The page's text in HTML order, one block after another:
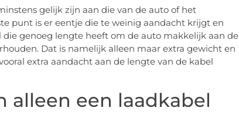
gelijk zijn aan die van de auto of het
punt is er eentje die te weinig aandacht krijgt en
genoeg lengte heeft om de auto makkelijk aan de
Dat is namelijk alleen maar extra gewicht en
extra aandacht aan de lengte van de kabel
alleen een laadkabel